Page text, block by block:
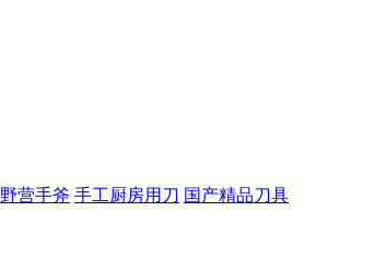
野营手斧 手工厨房用刀 国产精品刀具